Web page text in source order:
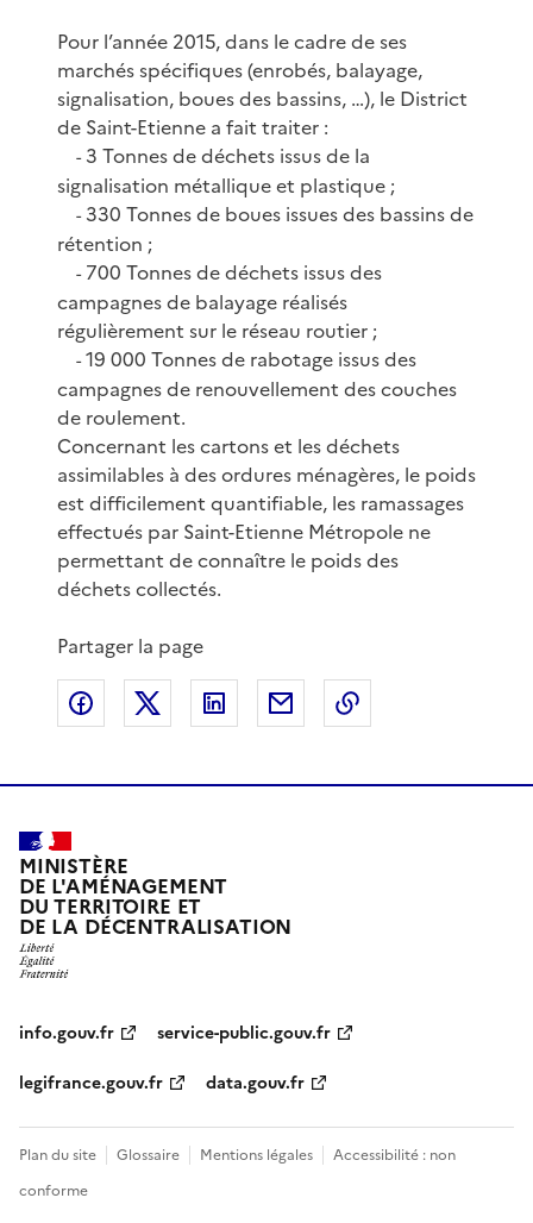
Pour l’année 2015, dans le cadre de ses
marchés spécifiques (enrobés, balayage,
signalisation, boues des bassins, …), le District
de Saint-Etienne a fait traiter :
-3 Tonnes de déchets issus de la
signalisation métallique et plastique ;
-330 Tonnes de boues issues des bassins de
rétention ;
-700 Tonnes de déchets issus des
campagnes de balayage réalisés
régulièrement sur le réseau routier ;
-19 000 Tonnes de rabotage issus des
campagnes de renouvellement des couches
de roulement.
Concernant les cartons et les déchets
assimilables à des ordures ménagères, le poids
est difficilement quantifiable, les ramassages
effectués par Saint-Etienne Métropole ne
permettant de connaître le poids des
déchets collectés.
Partager la page
Partager sur Facebook
Partager sur XPartager sur LinkedIn
Partager par email
MINISTÈRE
DE L'AMÉNAGEMENT
DU TERRITOIRE ET
DE LA DÉCENTRALISATION
info.gouv.fr
service-public.gouv.fr
legifrance.gouv.fr
data.gouv.fr
Plan du site Glossaire Mentions légales
Accessibilité : non
conforme